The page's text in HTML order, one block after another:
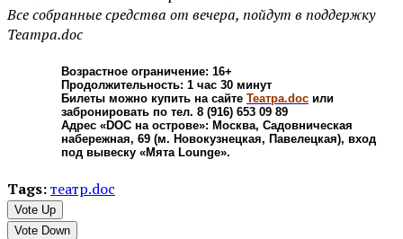
Все собранные средства от вечера, пойдут в поддержку
Театра.doc
Возрастное ограничение: 16+
Продолжительность: 1 час 30 минут
Билеты можно купить на сайте Театра.doc или
забронировать по тел. 8 (916) 653 09 89
Адрес «DOC на острове»: Москва, Садовническая
набережная, 69 (м. Новокузнецкая, Павелецкая), вход
под вывеску «Мята Lounge».
Tags:театр.doc
Vote Up
Vote Down